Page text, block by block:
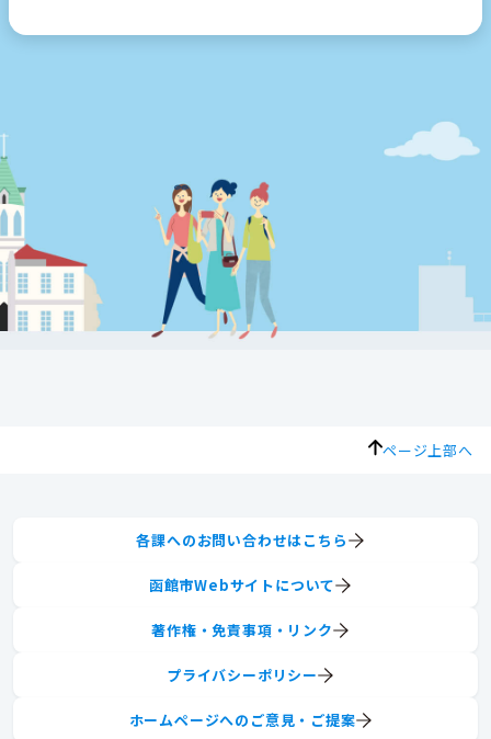
ページ上部へ
各課へのお問い合わせはこちら
函館市Webサイトについて
著作権・免責事項・リンク
プライバシーポリシー
ホームページへのご意見・ご提案